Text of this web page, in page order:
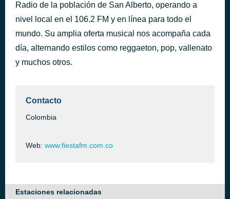
Radio de la población de San Alberto, operando a
nivel local en el 106.2 FM y en línea para todo el
mundo. Su amplia oferta musical nos acompaña cada
día, alternando estilos como reggaeton, pop, vallenato
y muchos otros.
Contacto
Colombia
Web: www.fiestafm.com.co
Estaciones relacionadas